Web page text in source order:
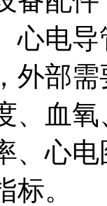
心电
外部
、血
、心
。